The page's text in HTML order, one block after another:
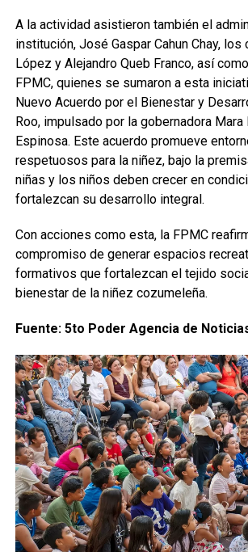
A la actividad asistieron también el
institución, José Gaspar Cahun Chay, los
López y Alejandro Queb Franco, así
FPMC, quienes se sumaron a esta
Nuevo Acuerdo por el Bienestar y
Roo, impulsado por la gobernadora Mara
Espinosa. Este acuerdo promueve
respetuosos para la niñez, bajo la
niñas y los niños deben crecer en
fortalezcan su desarrollo integral.
Con acciones como esta, la FPMC
compromiso de generar espacios
formativos que fortalezcan el tejido
bienestar de la niñez cozumeleña.
Fuente: 5to Poder Agencia de